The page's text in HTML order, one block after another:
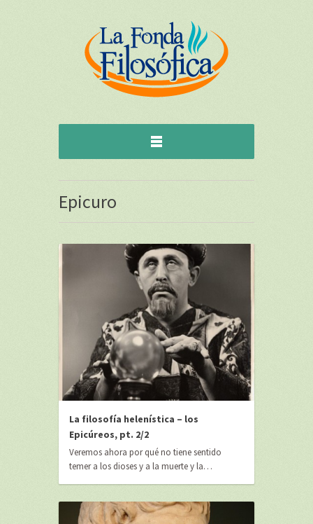
Epicuro
La filosofía helenística – los
Epicúreos, pt. 2/2
Veremos ahora por qué no tiene sentido
temer a los dioses y a la muerte y la…